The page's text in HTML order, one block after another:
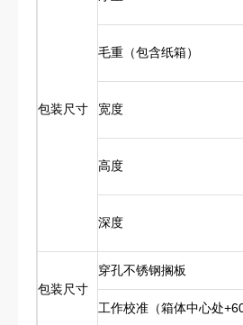
包装尺寸
毛重（包含纸箱）
宽度
高度
深度
包装尺寸
穿孔不锈钢搁板
工作校准（箱体中心处